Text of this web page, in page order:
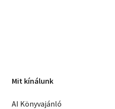
Mit kínálunk
AI Könyvajánló